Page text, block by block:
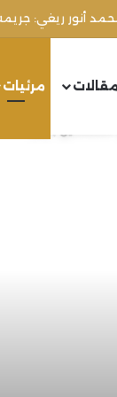
محمد أنور ريغي:
مرئيات